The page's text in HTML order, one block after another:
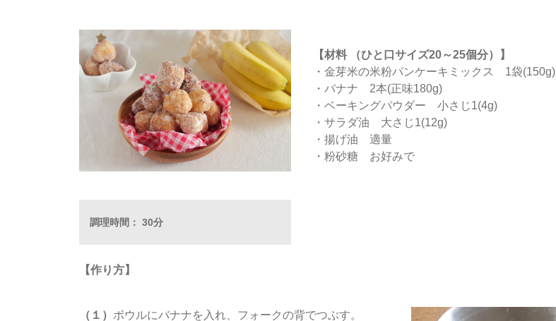
調理時間： 30分
【材料 （ひと口サイズ20～25個分）】
・金芽米の米粉パンケーキミックス 1袋(150g)
・バナナ 2本(正味180g)
・ベーキングパウダー 小さじ1(4g)
・サラダ油 大さじ1(12g)
・揚げ油 適量
・粉砂糖 お好みで
【作り方】
（１） ボウルにバナナを入れ、フォークの背でつぶす。